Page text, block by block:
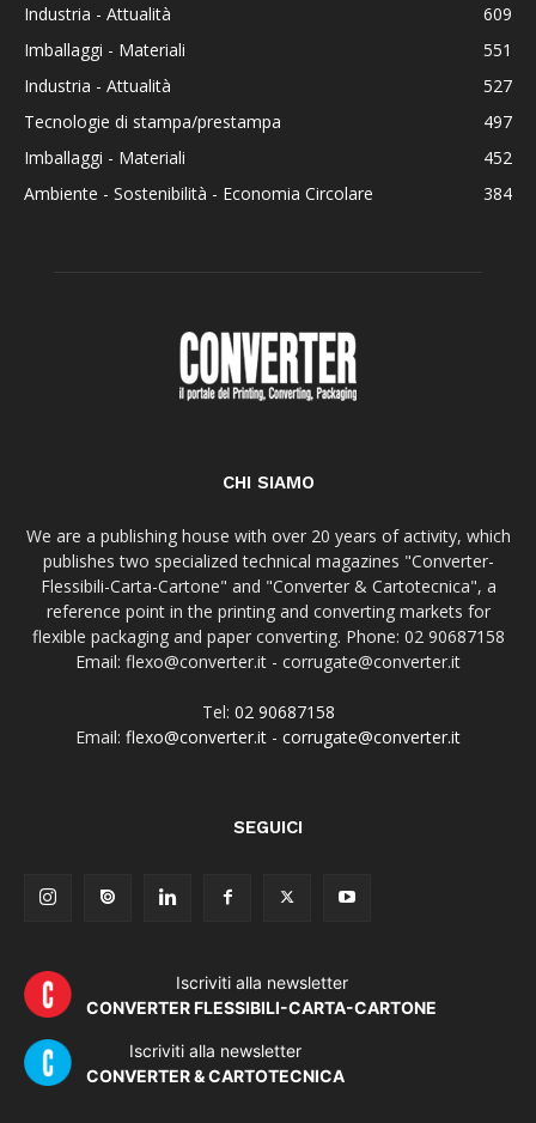
Industria - Attualità
609
Imballaggi - Materiali
551
Industria - Attualità
527
Tecnologie di stampa/prestampa
497
Imballaggi - Materiali
452
Ambiente - Sostenibilità - Economia Circolare
384
CHI SIAMO
We are a publishing house with over 20 years of activity, which
publishes two specialized technical magazines "Converter-
Flessibili-Carta-Cartone" and "Converter & Cartotecnica", a
reference point in the printing and converting markets for
flexible packaging and paper converting. Phone: 02 90687158
Email: flexo@converter.it - corrugate@converter.it
Tel: 02 90687158
Email: flexo@converter.it - corrugate@converter.it
SEGUICI
Iscriviti alla newsletter
CONVERTER FLESSIBILI-CARTA-CARTONE
Iscriviti alla newsletter
CONVERTER & CARTOTECNICA